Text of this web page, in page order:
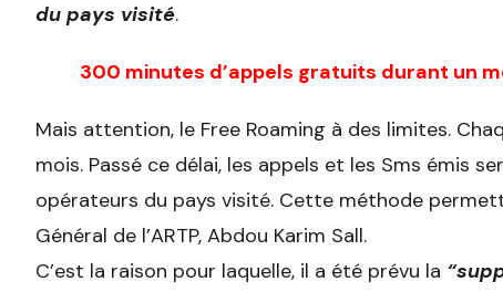
du pays visité.
300 minutes d’appels gratuits durant un
Mais attention, le Free Roaming à des limites.
mois. Passé ce délai, les appels et les Sms émis
opérateurs du pays visité. Cette méthode
Général de l’ARTP, Abdou Karim Sall.
C’est la raison pour laquelle, il a été prévu la